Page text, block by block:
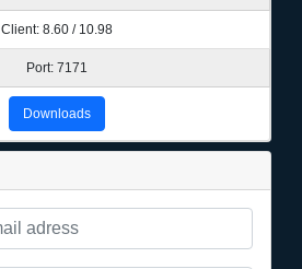
Client: 8.60 / 10.98
Port: 7171
Downloads